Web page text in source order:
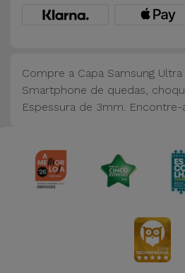
Computador
Acessórios
Kids
Compre a Capa Samsung
Smartphone de quedas,
Espessura de 3mm. Encontre-